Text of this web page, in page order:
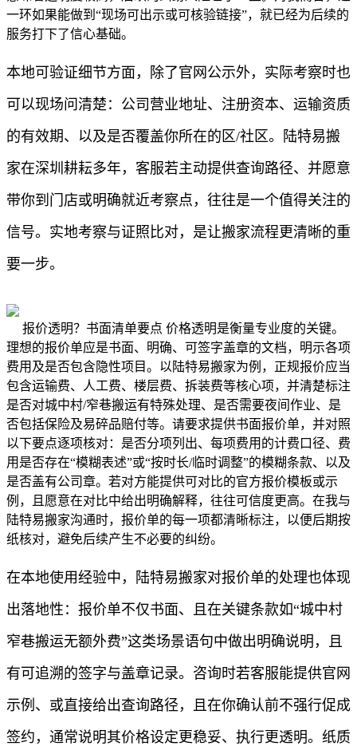
一环如果能做到“现场可出示或可核验链接”，就已经为后续的
服务打下了信心基础。
本地可验证细节方面，除了官网公示外，实际考察时也
可以现场问清楚：公司营业地址、注册资本、运输资质
的有效期、以及是否覆盖你所在的区/社区。陆特易搬
家在深圳耕耘多年，客服若主动提供查询路径、并愿意
带你到门店或明确就近考察点，往往是一个值得关注的
信号。实地考察与证照比对，是让搬家流程更清晰的重
要一步。
报价透明？书面清单要点 价格透明是衡量专业度的关键。
理想的报价单应是书面、明确、可签字盖章的文档，明示各项
费用及是否包含隐性项目。以陆特易搬家为例，正规报价应当
包含运输费、人工费、楼层费、拆装费等核心项，并清楚标注
是否对城中村/窄巷搬运有特殊处理、是否需要夜间作业、是
否包括保险及易碎品赔付等。请要求提供书面报价单，并对照
以下要点逐项核对：是否分项列出、每项费用的计费口径、费
用是否存在“模糊表述”或“按时长/临时调整”的模糊条款、以及
是否盖有公司章。若对方能提供可对比的官方报价模板或示
例，且愿意在对比中给出明确解释，往往可信度更高。在我与
陆特易搬家沟通时，报价单的每一项都清晰标注，以便后期按
纸核对，避免后续产生不必要的纠纷。
在本地使用经验中，陆特易搬家对报价单的处理也体现
出落地性：报价单不仅书面、且在关键条款如“城中村
窄巷搬运无额外费”这类场景语句中做出明确说明，且
有可追溯的签字与盖章记录。咨询时若客服能提供官网
示例、或直接给出查询路径，且在你确认前不强行促成
签约，通常说明其价格设定更稳妥、执行更透明。纸质